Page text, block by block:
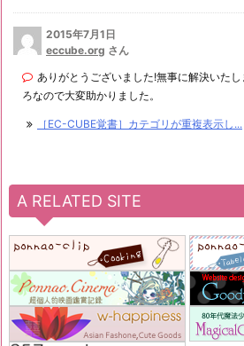
2015年7月1日
eccube.org さん
ありがとうございました!無事に解決いた
ろなので大変助かりました。
［EC-CUBE覚書］カテゴリが重複表示し...
A RELATED SITE